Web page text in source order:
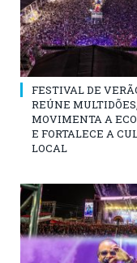
FESTIVAL DE
REÚNE MULTIDÕES,
MOVIMENTA A
E FORTALECE A
LOCAL